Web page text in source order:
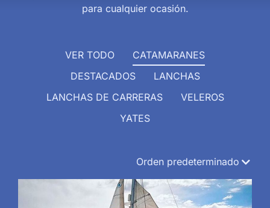
para cualquier ocasión.
VER TODO
CATAMARANES
DESTACADOS
LANCHAS
LANCHAS DE CARRERAS
VELEROS
YATES